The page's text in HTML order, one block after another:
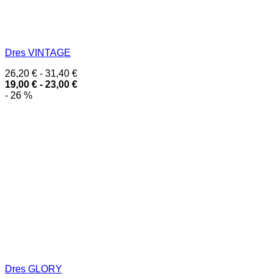
Dres VINTAGE
26,20 € - 31,40 €
19,00 € - 23,00 €
- 26 %
Dres GLORY